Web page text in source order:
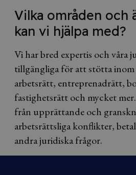
Vilka områden och
kan vi hjälpa med?
​Vi har bred expertis och våra
tillgängliga för att stötta inom
arbetsrätt, entreprenadrätt,
fastighetsrätt och mycket
från upprättande och
arbetsrättsliga konflikter,
andra juridiska frågor.